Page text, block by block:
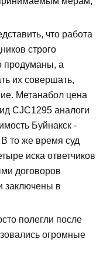
что работа
строго
продуманы, а
их совершать,
Метанабол цена
CJC1295 аналоги
Буйнакск -
то же время суд
иска ответчиков
договоров
заключены в
полегли после
огромные